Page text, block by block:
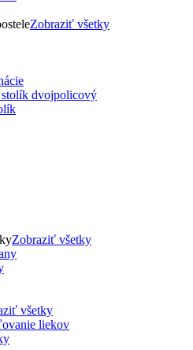
Zobraziť všetky
Zobraziť všetky
všetky